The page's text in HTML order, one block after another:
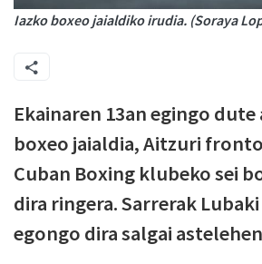
Iazko boxeo jaialdiko irudia. (Soraya
Ekainaren 13an egingo
boxeo jaialdia, Aitzuri
Cuban Boxing klubeko sei
dira ringera. Sarrerak
egongo dira salgai